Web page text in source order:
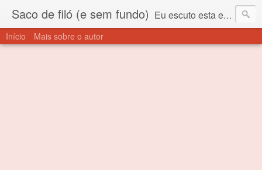
Saco de filó (e sem fundo) Eu escuto esta expressão "saco de filó" desde criança. Para quem não sabe, filó é um tecido todo furadinho e permite que um saco feito com ele, mesmo que muito exposto ao ar soprado para dentro, nunca vai se encher. Aí está o propósito deste nome... Para viver em sociedade tem que ter saco de filó.
Início Mais sobre o autor